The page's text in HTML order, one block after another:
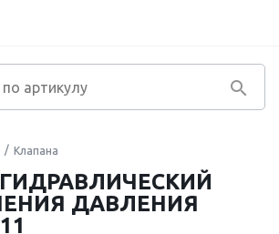
Клапана
ДАВЛЕНИЯ